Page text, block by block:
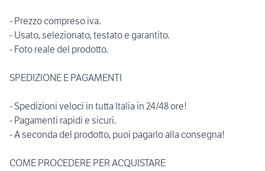
- Prezzo compreso iva.
- Usato, selezionato, testato e garantito.
- Foto reale del prodotto.
SPEDIZIONE E PAGAMENTI
- Spedizioni veloci in tutta Italia in 24/48 ore!
- Pagamenti rapidi e sicuri.
- A seconda del prodotto, puoi pagarlo alla consegna!
COME PROCEDERE PER ACQUISTARE